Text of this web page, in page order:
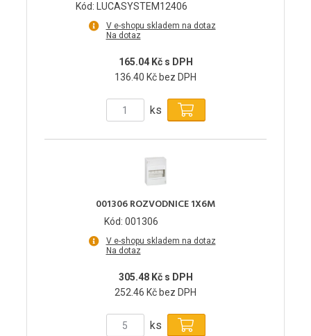
Kód: LUCASYSTEM12406
V e-shopu skladem na dotaz
Na dotaz
165.04 Kč s DPH
136.40 Kč bez DPH
ks
001306 ROZVODNICE 1X6M
Kód: 001306
V e-shopu skladem na dotaz
Na dotaz
305.48 Kč s DPH
252.46 Kč bez DPH
ks